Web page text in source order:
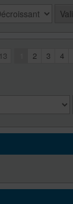
13 2 3 4